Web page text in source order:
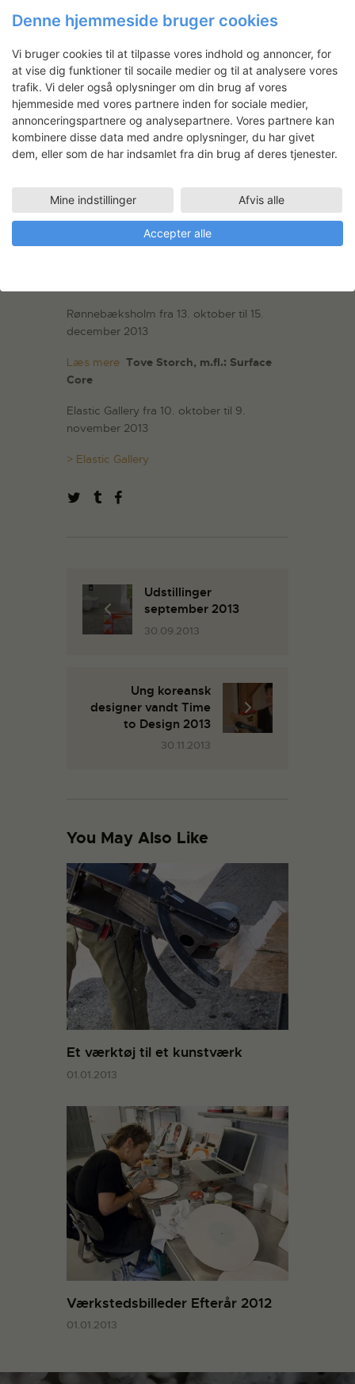
> Museet for Samtidskunst
Sophia Kalkau: Gennem sort
Møstings Hus fra 21. september til 3.
november 2013
> Møstings Hus
Sophienholm fra 21. september til 17.
november 2013
Rønnebæksholm fra 13. oktober til 15.
december 2013
Læs mere Tove Storch, m.fl.: Surface
Core
Elastic Gallery fra 10. oktober til 9.
november 2013
> Elastic Gallery
Udstillinger
september 2013
30.09.2013
Ung koreansk
designer vandt Time
to Design 2013
30.11.2013
You May Also Like
Et værktøj til et kunstværk
01.01.2013
Værkstedsbilleder Efterår 2012
01.01.2013
Denne hjemmeside bruger cookies
Vi bruger cookies til at tilpasse vores indhold og annoncer, for
at vise dig funktioner til socaile medier og til at analysere vores
trafik. Vi deler også oplysninger om din brug af vores
hjemmeside med vores partnere inden for sociale medier,
annonceringspartnere og analysepartnere. Vores partnere kan
kombinere disse data med andre oplysninger, du har givet
dem, eller som de har indsamlet fra din brug af deres tjenester.
Mine indstillinger Afvis alle
Accepter alle